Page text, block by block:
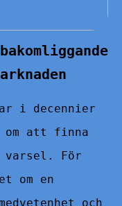
i decennier
om att finna
varsel. För
om en
och